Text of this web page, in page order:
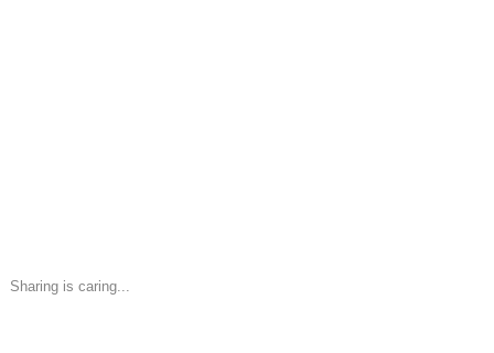
Sharing is caring...